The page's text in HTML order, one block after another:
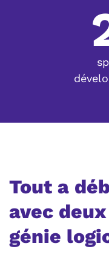
Tout a
avec
génie